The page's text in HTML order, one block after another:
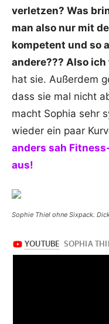
verletzen? Was
man also nur mit
kompetent und so
andere??? Also
hat sie. Außerdem
dass sie mal nicht
macht Sophia sehr
wieder ein paar
anders sah
aus!
Sophie Thiel ohne Sixpack.